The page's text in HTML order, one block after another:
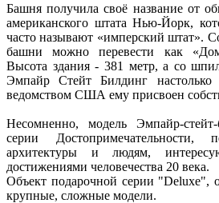
Башня получила своё название от
американского штата Нью-Йорк,
часто называют «имперский штат».
башни можно перевести как
Высота здания - 381 метр, а со
Эмпайр Стейт Билдинг
ведомством США ему присвоен
Несомненно, модель Эмпайр-
серии Достопримечательности,
архитектуры и людям,
достижениями человечества 20 века.
Объект подарочной серии "Deluxe",
крупные, сложные модели.